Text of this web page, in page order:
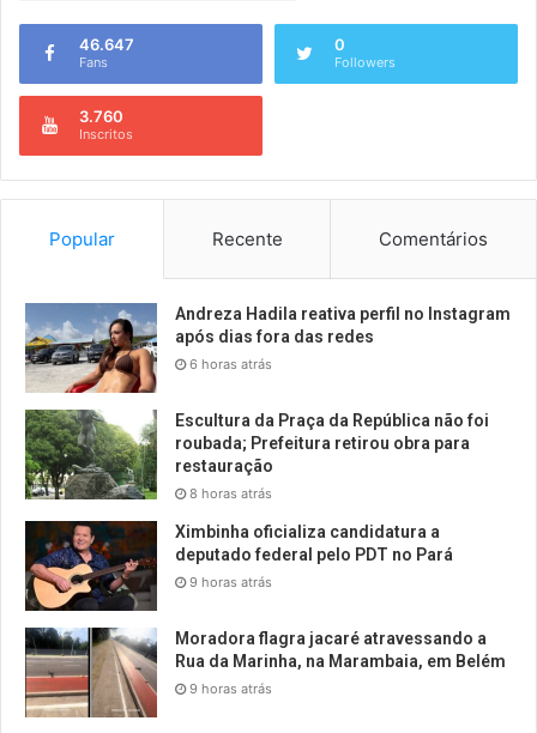
46.647
Fans
0
Followers
3.760
Inscritos
Popular Recente Comentários
Andreza Hadila reativa perfil no Instagram
após dias fora das redes
6 horas atrás
Escultura da Praça da República não foi
roubada; Prefeitura retirou obra para
restauração
8 horas atrás
Ximbinha oficializa candidatura a
deputado federal pelo PDT no Pará
9 horas atrás
Moradora flagra jacaré atravessando a
Rua da Marinha, na Marambaia, em Belém
9 horas atrás